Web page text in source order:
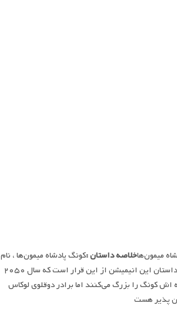
میمون‌هاخلاصه داستان :کونگ پادشاه میمون‌ها ، نام
سریالی انیمیشنی می‌باشد که توسط داستین مکنزی و هومروس گیلانی ساخته شده است. داستان این انیمیشن از این قرار است که سال ۲۰۵۰
کونگ را بزرگ می‌کنند اما برادر دوقلوی لوکاس